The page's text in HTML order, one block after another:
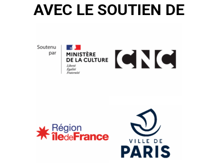
AVEC LE SOUTIEN DE